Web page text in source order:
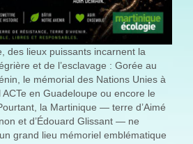
des lieux puissants incarnent la
et de l’esclavage : Gorée au
le mémorial des Nations Unies à
en Guadeloupe ou encore le
la Martinique — terre d’Aimé
et d’Édouard Glissant — ne
grand lieu mémoriel emblématique